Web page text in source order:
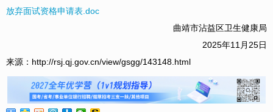
放弃面试资格申请表.doc
曲靖市沾益区卫生健康局
2025年11月25日
来源：http://rsj.qj.gov.cn/view/gsgg/143148.html